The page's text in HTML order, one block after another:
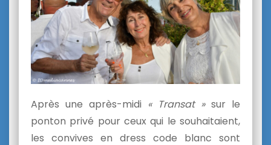
Après une après-midi « Transat »sur le
ponton privé pour ceux qui le souhaitaient,
les convives en dress code blanc sont